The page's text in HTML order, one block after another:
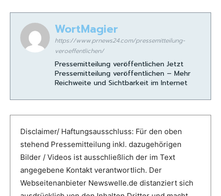
WortMagier
https://www.prnews24.com/pressemitteilung-
veroeffentlichen/
Pressemitteilung veröffentlichen Jetzt
Pressemitteilung veröffentlichen – Mehr
Reichweite und Sichtbarkeit im Internet
Disclaimer/ Haftungsausschluss: Für den oben
stehend Pressemitteilung inkl. dazugehörigen
Bilder / Videos ist ausschließlich der im Text
angegebene Kontakt verantwortlich. Der
Webseitenanbieter Newswelle.de distanziert sich